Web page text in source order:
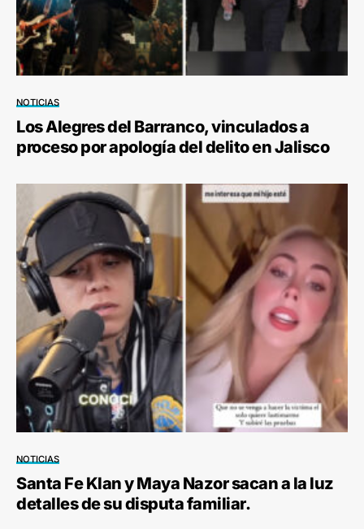
NOTICIAS
Los Alegres del Barranco, vinculados a
proceso por apología del delito en Jalisco
NOTICIAS
Santa Fe Klan y Maya Nazor sacan a la luz
detalles de su disputa familiar.